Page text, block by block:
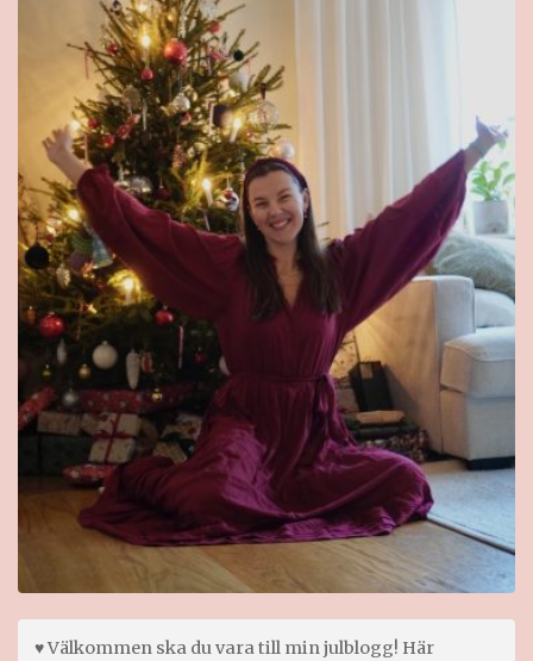
♥ Välkommen ska du vara till min julblogg! Här